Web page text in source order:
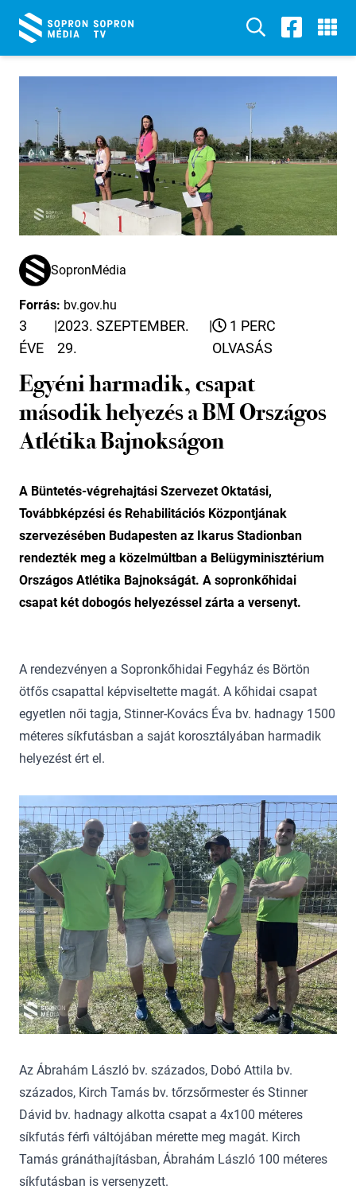
SopronMédia
Forrás: bv.gov.hu
3
ÉVE
|2023. SZEPTEMBER.
29.
|
1 PERC
OLVASÁS
Egyéni harmadik, csapat
második helyezés a BM Országos
Atlétika Bajnokságon
A Büntetés-végrehajtási Szervezet Oktatási,
Továbbképzési és Rehabilitációs Központjának
szervezésében Budapesten az Ikarus Stadionban
rendezték meg a közelmúltban a Belügyminisztérium
Országos Atlétika Bajnokságát. A sopronkőhidai
csapat két dobogós helyezéssel zárta a versenyt.
A rendezvényen a Sopronkőhidai Fegyház és Börtön
ötfős csapattal képviseltette magát. A kőhidai csapat
egyetlen női tagja, Stinner-Kovács Éva bv. hadnagy 1500
méteres síkfutásban a saját korosztályában harmadik
helyezést ért el.
Az Ábrahám László bv. százados, Dobó Attila bv.
százados, Kirch Tamás bv. tőrzsőrmester és Stinner
Dávid bv. hadnagy alkotta csapat a 4x100 méteres
síkfutás férfi váltójában mérette meg magát. Kirch
Tamás gránáthajításban, Ábrahám László 100 méteres
síkfutásban is versenyzett.